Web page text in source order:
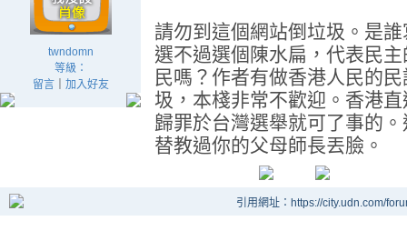
twndomn
等級：
留言｜ 加入好友
請勿到這個網站倒垃圾。是
選不過選個陳水扁，代表民
民嗎？作者有做香港人民的
圾，本棧非常不歡迎。香港
歸罪於台灣選舉就可了事的
替教過你的父母師長丟臉。
引用網址：https://city.udn.com/